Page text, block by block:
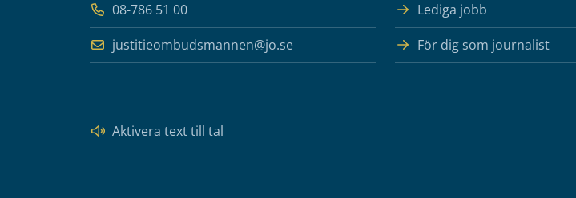
08-786 51 00
justitieombudsmannen@jo.se
Lediga jobb
För dig som journalist
Aktivera text till tal